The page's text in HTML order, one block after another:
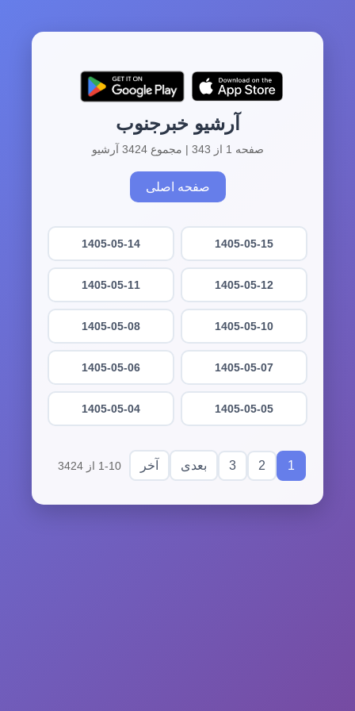
آرشیو خبرجنوب
صفحه 1 از 343 | مجموع 3424 آرشیو
صفحه اصلی
1405-05-15
1405-05-14
1405-05-12
1405-05-11
1405-05-10
1405-05-08
1405-05-07
1405-05-06
1405-05-05
1405-05-04
1
2
3 بعدی آخر 1-10 از 3424